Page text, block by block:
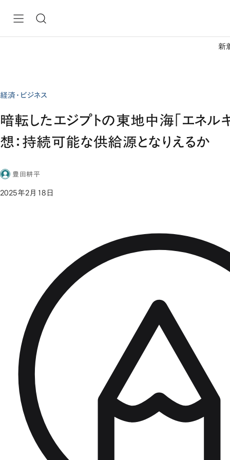
新
経済・ビジネス
暗転したエジプトの東地中海「エネル
想：持続可能な供給源となりえるか
豊田耕平
2025年2月18日